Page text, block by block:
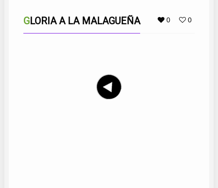
0 0
GLORIA A LA MALAGUEÑA